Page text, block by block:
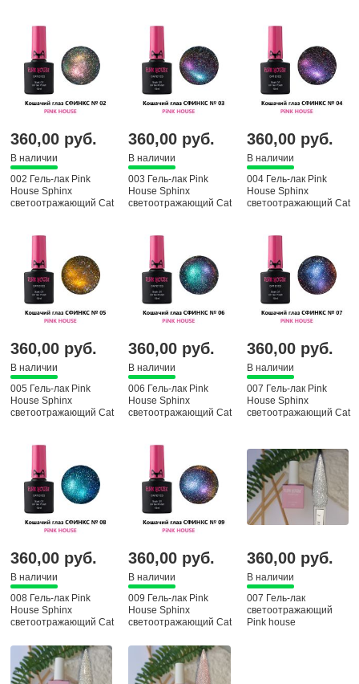
360,00 руб.
В наличии
002 Гель-лак Pink
House Sphinx
светоотражающий Cat
360,00 руб.
В наличии
003 Гель-лак Pink
House Sphinx
светоотражающий Cat
360,00 руб.
В наличии
004 Гель-лак Pink
House Sphinx
светоотражающий Cat
360,00 руб.
В наличии
005 Гель-лак Pink
House Sphinx
светоотражающий Cat
360,00 руб.
В наличии
006 Гель-лак Pink
House Sphinx
светоотражающий Cat
360,00 руб.
В наличии
007 Гель-лак Pink
House Sphinx
светоотражающий Cat
360,00 руб.
В наличии
008 Гель-лак Pink
House Sphinx
светоотражающий Cat
360,00 руб.
В наличии
009 Гель-лак Pink
House Sphinx
светоотражающий Cat
360,00 руб.
В наличии
007 Гель-лак
светоотражающий
Pink house